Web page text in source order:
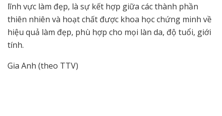
lĩnh vực làm đẹp, là sự kết hợp giữa các thành phần
thiên nhiên và hoạt chất được khoa học chứng minh về
hiệu quả làm đẹp, phù hợp cho mọi làn da, độ tuổi, giới
tính.
Gia Anh (theo TTV)